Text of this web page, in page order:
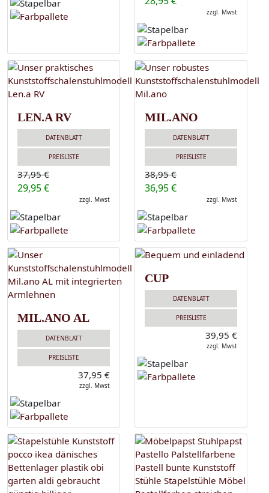
zzgl. Mwst
LEN.A RV
DATENBLATT
PREISLISTE
37,95 €
29,95 €
zzgl. Mwst
MIL.ANO
DATENBLATT
PREISLISTE
38,95 €
36,95 €
zzgl. Mwst
MIL.ANO AL
DATENBLATT
PREISLISTE
37,95 €
zzgl. Mwst
CUP
DATENBLATT
PREISLISTE
39,95 €
zzgl. Mwst